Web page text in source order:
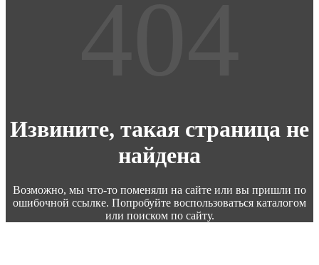
Извините, такая страница не
найдена
Возможно, мы что-то поменяли на сайте или вы пришли по
ошибочной ссылке. Попробуйте воспользоваться каталогом
или поиском по сайту.